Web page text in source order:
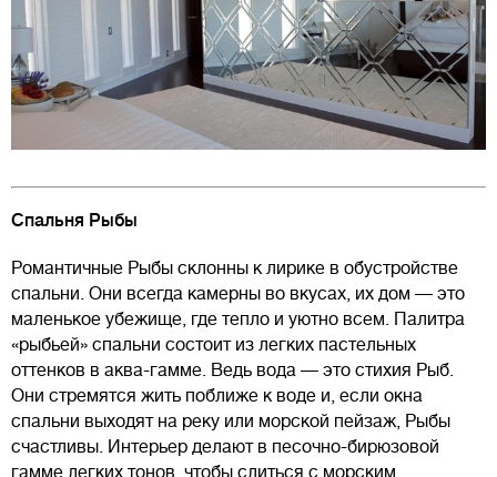
Спальня Рыбы
Романтичные Рыбы склонны к лирике в обустройстве
спальни. Они всегда камерны во вкусах, их дом — это
маленькое убежище, где тепло и уютно всем. Палитра
«рыбьей» спальни состоит из легких пастельных
оттенков в аква-гамме. Ведь вода — это стихия Рыб.
Они стремятся жить поближе к воде и, если окна
спальни выходят на реку или морской пейзаж, Рыбы
счастливы. Интерьер делают в песочно-бирюзовой
гамме легких тонов, чтобы слиться с морским